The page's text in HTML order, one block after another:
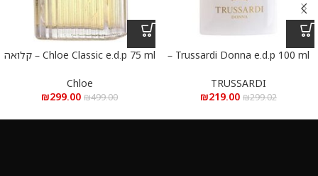
Trussardi Donna e.d.p 100 ml –
TRUSSARDI
₪299.02
₪219.00
Chloe Classic e.d.p 75 ml – קלואה
Chloe
₪499.00
₪299.00